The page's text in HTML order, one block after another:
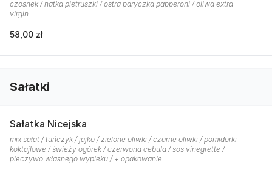
czosnek / natka pietruszki / ostra paryczka papperoni / oliwa extra
virgin
58,00 zł
Sałatki
Sałatka Nicejska
mix sałat / tuńczyk / jajko / zielone oliwki / czarne oliwki / pomidorki
koktajlowe / świeży ogórek / czerwona cebula / sos vinegrette /
pieczywo własnego wypieku / + opakowanie